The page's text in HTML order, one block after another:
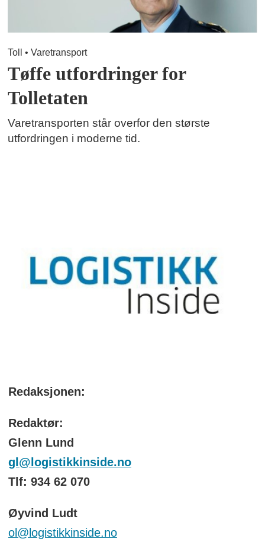
Toll • Varetransport
Tøffe utfordringer for
Tolletaten
Varetransporten står overfor den største
utfordringen i moderne tid.
Redaksjonen:
Redaktør:
Glenn Lund
gl@logistikkinside.no
Tlf: 934 62 070
Øyvind Ludt
ol@logistikkinside.no